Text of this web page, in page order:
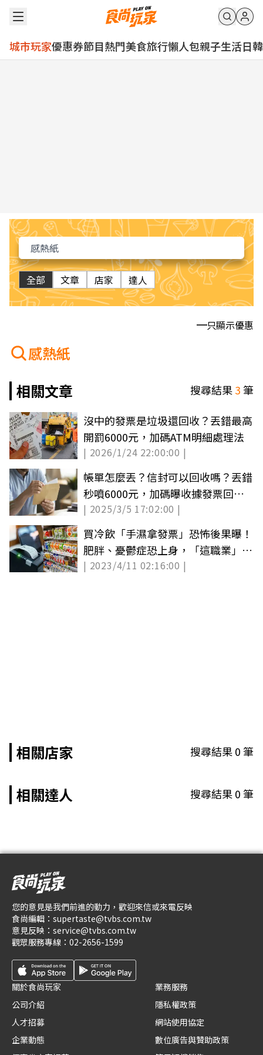
城市玩家優惠券節目熱門美食旅行懶人包親子生活日韓
全部 文章 店家 達人
只顯示優惠
感熱紙
相關文章
搜尋結果3筆
沒中的發票是垃圾還回收？丟錯最高
開罰6000元，加碼ATM明細處理法
| 2026/1/24 22:00:00 |
帳單怎麼丟？信封可以回收嗎？丟錯
秒噴6000元，加碼曝收據發票回收
規定
| 2025/3/5 17:02:00 |
買冷飲「手濕拿發票」恐怖後果曝！
肥胖、憂鬱症恐上身，「這職業」最
危險
| 2023/4/11 02:16:00 |
相關店家 搜尋結果0筆
相關達人 搜尋結果0筆
您的意見是我們前進的動力，歡迎來信或來電反映
食尚編輯： supertaste@tvbs.com.tw
意見反映： service@tvbs.com.tw
觀眾服務專線： 02-2656-1599
關於食尚玩家
公司介紹
人才招募
企業動態
業務服務
隱私權政策
網站使用協定
數位廣告與贊助政策